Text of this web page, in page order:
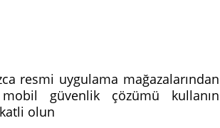
resmi uygulama mağazalarından
güvenlik çözümü kullanın
olun